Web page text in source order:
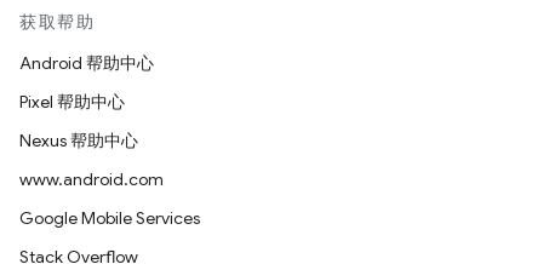
获取帮助
Android 帮助中心
Pixel 帮助中心
Nexus 帮助中心
www.android.com
Google Mobile Services
Stack Overflow